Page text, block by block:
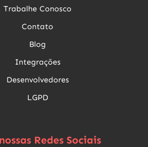
Trabalhe Conosco
Contato
Blog
Integrações
Desenvolvedores
LGPD
Redes Sociais